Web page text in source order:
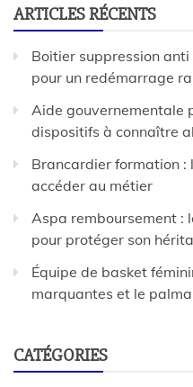
ARTICLES RÉCENTS
Boitier suppression
pour un redémarrage
Aide gouvernementale
dispositifs à connaître
Brancardier formation :
accéder au métier
Aspa remboursement :
pour protéger son
Équipe de basket
marquantes et le
CATÉGORIES